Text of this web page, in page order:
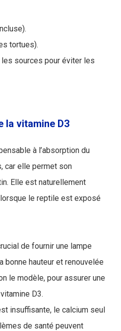
tortues).
sources pour éviter les
la vitamine D3
à l’absorption du
car elle permet son
Elle est naturellement
le reptile est exposé
de fournir une lampe
bonne hauteur et renouvelée
le modèle, pour assurer une
D3.
insuffisante, le calcium seul
de santé peuvent